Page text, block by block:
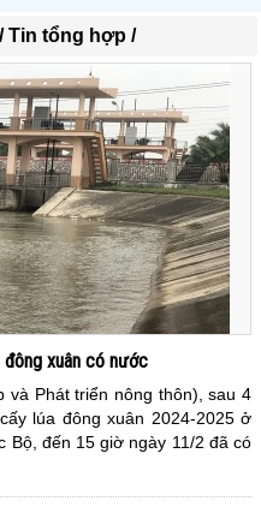
Tin tổng hợp /
đông xuân có nước
và Phát triển nông thôn), sau 4
lúa đông xuân 2024-2025 ở
Bộ, đến 15 giờ ngày 11/2 đã có